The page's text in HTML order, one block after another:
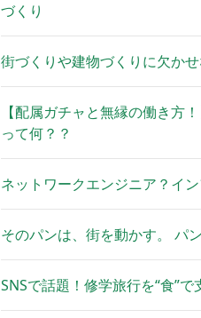
づくり
街づくりや建物づくりに欠か
【配属ガチャと無縁の働き方
って何？？
ネットワークエンジニア？イ
そのパンは、街を動かす。 パ
SNSで話題！修学旅行を“食”